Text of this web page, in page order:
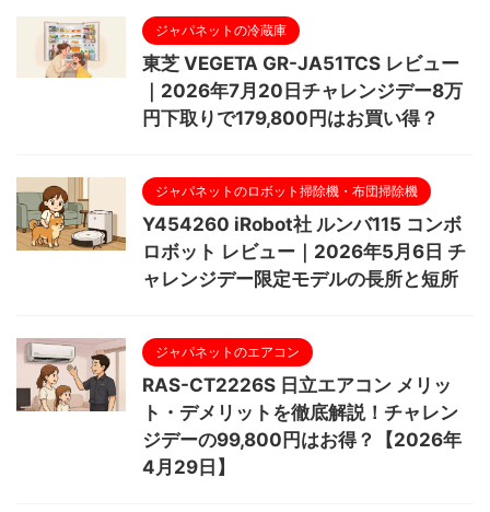
ジャパネットの冷蔵庫
東芝 VEGETA GR-JA51TCS レビュー
｜2026年7月20日チャレンジデー8万
円下取りで179,800円はお買い得？
ジャパネットのロボット掃除機・布団掃除機
Y454260 iRobot社 ルンバ115 コンボ
ロボット レビュー｜2026年5月6日 チ
ャレンジデー限定モデルの長所と短所
ジャパネットのエアコン
RAS-CT2226S 日立エアコン メリッ
ト・デメリットを徹底解説！チャレン
ジデーの99,800円はお得？【2026年
4月29日】